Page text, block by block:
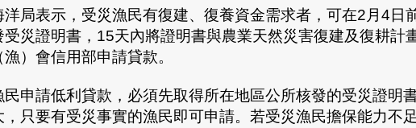
洋局表示，受災漁民有復建、復養資金需求者，可在2月4日
受災證明書，15天內將證明書與農業天然災害復建及復耕計
漁）會信用部申請貸款。
民申請低利貸款，必須先取得所在地區公所核發的受災證明
，只要有受災事實的漁民即可申請。若受災漁民擔保能力不